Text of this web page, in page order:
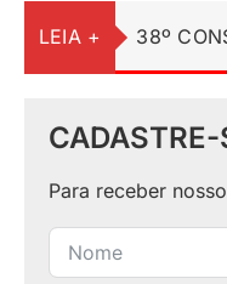
LEIA + 38º
CADASTRE-
Para receber